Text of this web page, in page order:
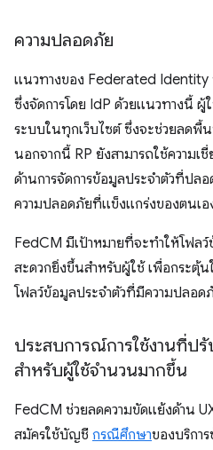
ความปลอดภัย
แนวทางของ Federated Identity
ซึ่งจัดการโดย IdP ด้วยแนวทางนี้ ผู้
ระบบในทุกเว็บไซต์ ซึ่งจะช่วยลดพื้
นอกจากนี้ RP ยังสามารถใช้ความเ
ด้านการจัดการข้อมูลประจำตัวที่ปล
ความปลอดภัยที่แข็งแกร่งของตนเอ
FedCM มีเป้าหมายที่จะทำให้โฟล
สะดวกยิ่งขึ้นสำหรับผู้ใช้ เพื่อกระตุ้
โฟลว์ข้อมูลประจำตัวที่มีความปลอด
ประสบการณ์การใช้งานที่ป
สำหรับผู้ใช้จำนวนมากขึ้น
FedCM ช่วยลดความขัดแย้งด้าน
สมัครใช้บัญชี กรณีศึกษาของบริกา